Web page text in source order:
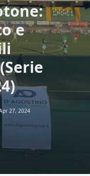
e
27, 2024